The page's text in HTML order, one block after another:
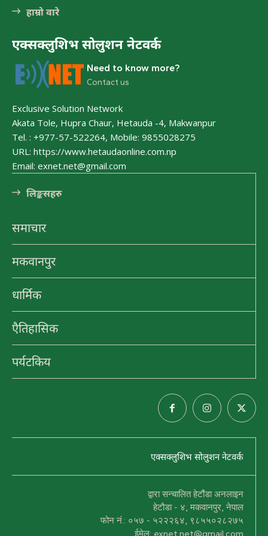
भुटनदेवी मन्दिर
हेटौंडा अनलाईन
कुष्माण्ड सरोवर (१०८ गौमुखी धारा)
हेटौंडा अनलाईन
हाम्रो वारे
एक्सक्लुशिभ सोलुशन नेटवर्क
Need to know more?
Contact us
Exclusive Solution Network
Akata Tole, Hupra Chaur, Hetauda -4, Makwanpur
Tel. : +977-57-522264, Mobile: 9855028275
URL: https://www.hetaudaonline.com.np
Email: exnet.net@gmail.com
लि󠅵ङ्कसहरु
समाचार
मकवानपुर
धार्मिक
एैतिहासिक
पर्यटकिय
एक्सक्लुशिभ सोलुशन नेटवर्क
द्वारा सन्चालित हेटौंडा अनलाइन
हेटौडा - ४, मकवानपुर, नेपाल
फोन नं.: ०५७ - ५२२२६४, ९८५५०२८२७५
ईमेल: exnet.net@gmail.com